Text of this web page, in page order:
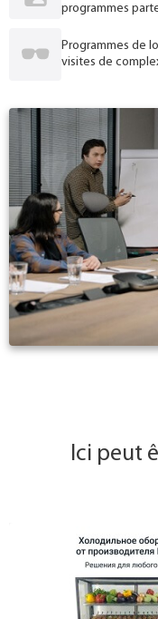
programmes
Programmes de
visites de
Ici peut